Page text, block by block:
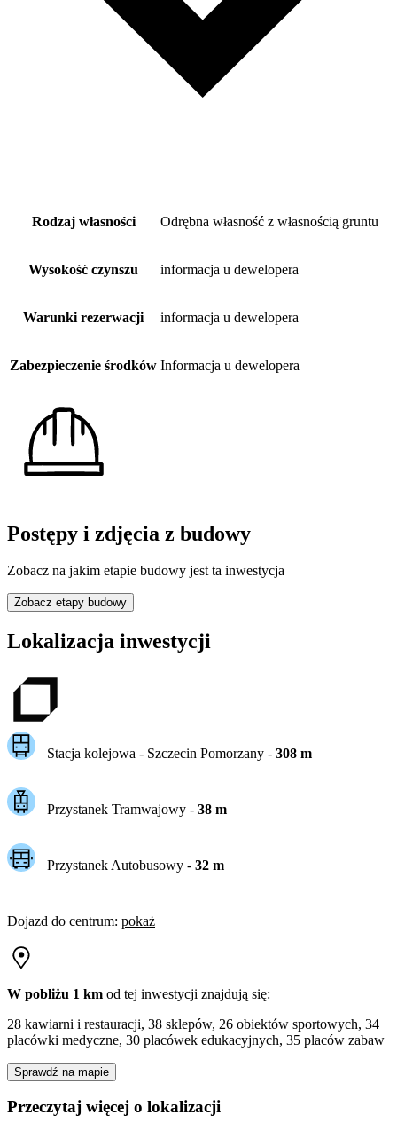
Rodzaj własności Odrębna własność z własnością gruntu
Wysokość czynszu informacja u dewelopera
Warunki rezerwacji informacja u dewelopera
Zabezpieczenie środków Informacja u dewelopera
Postępy i zdjęcia z budowy
Zobacz na jakim etapie budowy jest ta inwestycja
Zobacz etapy budowy
Lokalizacja inwestycji
Stacja kolejowa - Szczecin Pomorzany- 308m
Przystanek Tramwajowy - 38m
Przystanek Autobusowy - 32m
Dojazd do centrum: pokaż
W pobliżu 1 km od tej inwestycji znajdują się:
28 kawiarni i restauracji, 38 sklepów, 26 obiektów sportowych, 34
placówki medyczne, 30 placówek edukacyjnych, 35 placów zabaw
Sprawdź na mapie
Przeczytaj więcej o lokalizacji